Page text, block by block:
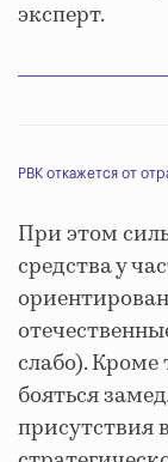
эксперт.
РВК откажется от
При этом
средства у
слабо). Кроме
бояться
присутствия